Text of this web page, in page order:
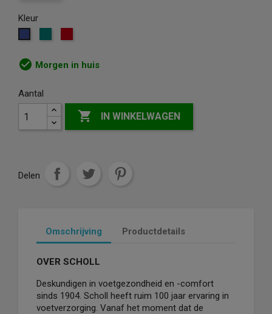
Kleur
check_circle Morgen in huis
Aantal
 IN WINKELWAGEN
Delen
Omschrijving Productdetails
OVER SCHOLL
Deskundigen in voetgezondheid en -comfort
sinds 1904. Scholl heeft ruim 100 jaar ervaring in
voetverzorging. Vanaf het moment dat de